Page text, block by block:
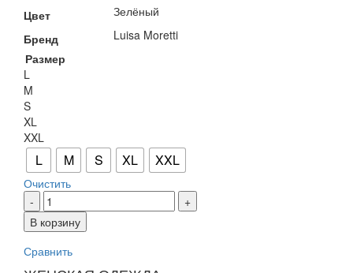
Цвет
Зелёный
Бренд
Luisa Moretti
Размер
L
M
S
XL
XXL
L M S XL XXL
Очистить
Количество
товара
Халат
муслина
В корзину
Сравнить